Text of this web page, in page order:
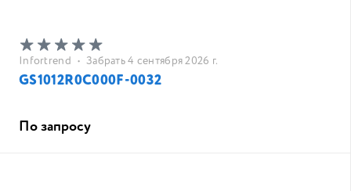
Infortrend • Забрать 4 сентября 2026 г.
GS1012R0C000F-0032
По запросу